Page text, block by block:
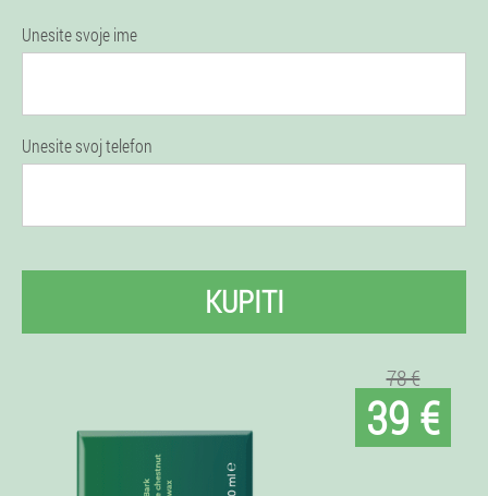
Unesite svoje ime
Unesite svoj telefon
KUPITI
78 €
39 €